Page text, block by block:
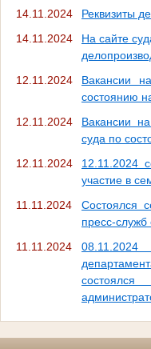
14.11.2024
Реквизиты
14.11.2024
На сайте
12.11.2024
Вакансии
состоянию
12.11.2024
Вакансии
суда по
12.11.2024
12.11.2024
участие в
11.11.2024
Состоялся
пресс-
11.11.2024